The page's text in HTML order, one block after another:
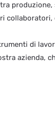
produzione,
collaboratori,
di
azienda,